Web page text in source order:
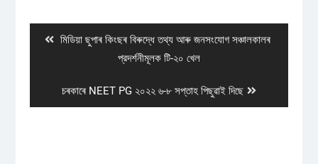
Previous
মিডিয়া ছুপাৰ কিংছৰ বিৰুদ্ধে তথ্য আৰু জনসংযােগ সঞ্চালকালৰ
প্রদর্শনীমূলক টি-২০ খেল
Next
post:
চৰকাৰে NEET PG ২০২২ ৬-৮ সপ্তাহ পিছুৱাই দিছে